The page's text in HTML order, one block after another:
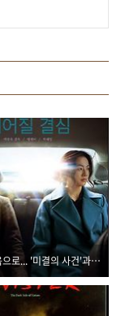
의심이 믿음으로... '미결의 사건'과 '미결의 사랑', 결론은 <헤어질 결심>